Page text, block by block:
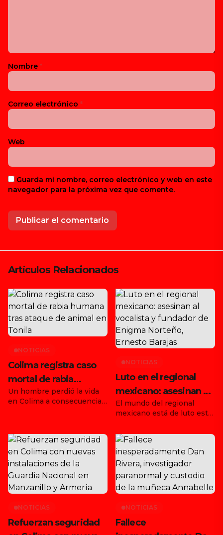
Nombre *
Correo electrónico *
Web
Guarda mi nombre, correo electrónico y web en este
navegador para la próxima vez que comente.
Artículos Relacionados
NOTICIAS
Colima registra caso
mortal de rabia
humana tras ataque
de animal en Tonila
Un hombre perdió la vida
en Colima a consecuencia
Con este hecho, ya son dos
los fallecimientos
confirmados en el país por
esta enfermedad durante
agosto, luego de que días
antes se informara la
NOTICIAS
Luto en el regional
mexicano: asesinan al
vocalista y fundador
de Enigma Norteño,
Ernesto Barajas
El mundo del regional
mexicano está de luto este
2025, tras confirmarse el
asesinato de Ernesto
Barajas, vocalista,
productor y fundador de la
agrupación Enigma
Norteño. El trágico suceso
ocurrió en Zapopan,
autos ubicada en la colonia
Arenales Tapatíos, cuando
fue atacado por un grupo
NOTICIAS
Refuerzan seguridad
NOTICIAS
Fallece